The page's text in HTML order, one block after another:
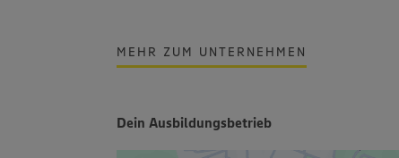
MEHR ZUM UNTERNEHMEN
Dein Ausbildungsbetrieb